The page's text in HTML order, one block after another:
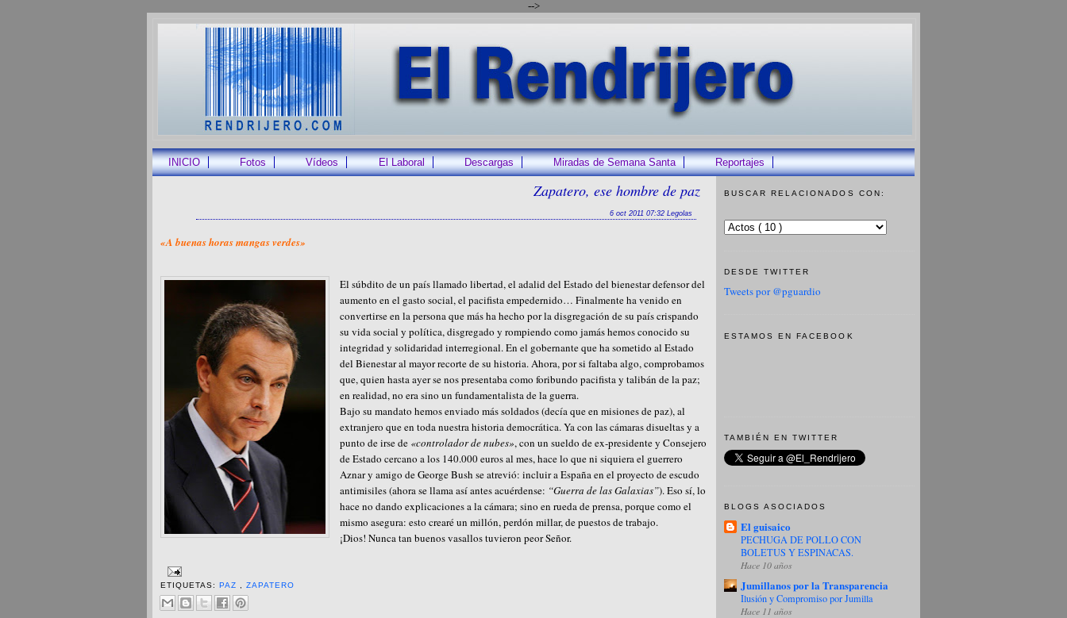
-->
INICIO Fotos Vídeos El Laboral Descargas Miradas de Semana Santa Reportajes
Zapatero, ese hombre de paz
6 oct 2011 07:32 Legolas
«A buenas horas mangas verdes»
El súbdito de un país llamado libertad, el adalid del Estado del bienestar defensor del
aumento en el gasto social, el pacifista empedernido… Finalmente ha venido en
convertirse en la persona que más ha hecho por la disgregación de su país crispando
su vida social y política, disgregado y rompiendo como jamás hemos conocido su
integridad y solidaridad interregional. En el gobernante que ha sometido al Estado
del Bienestar al mayor recorte de su historia. Ahora, por si faltaba algo, comprobamos
que, quien hasta ayer se nos presentaba como foribundo pacifista y talibán de la paz;
en realidad, no era sino un fundamentalista de la guerra.
Bajo su mandato hemos enviado más soldados (decía que en misiones de paz), al
extranjero que en toda nuestra historia democrática. Ya con las cámaras disueltas y a
punto de irse de «controlador de nubes», con un sueldo de ex-presidente y Consejero
de Estado cercano a los 140.000 euros al mes, hace lo que ni siquiera el guerrero
Aznar y amigo de George Bush se atrevió: incluir a España en el proyecto de escudo
antimisiles (ahora se llama así antes acuérdense: “Guerra de las Galaxias”). Eso sí, lo
hace no dando explicaciones a la cámara; sino en rueda de prensa, porque como el
mismo asegura: esto crearé un millón, perdón millar, de puestos de trabajo.
¡Dios! Nunca tan buenos vasallos tuvieron peor Señor.
ETIQUETAS:PAZ ,ZAPATERO
BUSCAR RELACIONADOS CON:
DESDE TWITTER
Tweets por @pguardio
ESTAMOS EN FACEBOOK
TAMBIÉN EN TWITTER
BLOGS ASOCIADOS
El guisaico
PECHUGA DE POLLO CON
BOLETUS Y ESPINACAS.
Hace 10 años
Jumillanos por la Transparencia
Ilusión y Compromiso por Jumilla
Hace 11 años